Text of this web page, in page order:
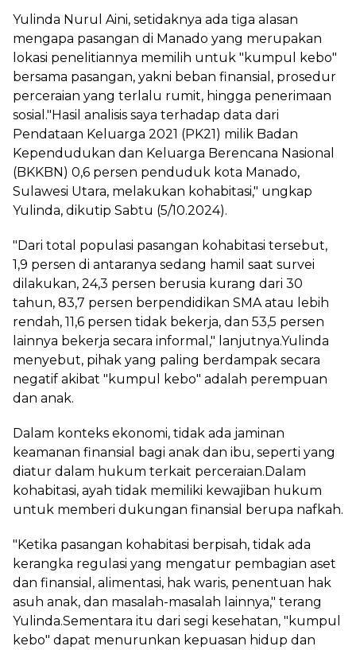
Yulinda Nurul Aini, setidaknya ada tiga alasan
mengapa pasangan di Manado yang merupakan
lokasi penelitiannya memilih untuk "kumpul kebo"
bersama pasangan, yakni beban finansial, prosedur
perceraian yang terlalu rumit, hingga penerimaan
sosial."Hasil analisis saya terhadap data dari
Pendataan Keluarga 2021 (PK21) milik Badan
Kependudukan dan Keluarga Berencana Nasional
(BKKBN) 0,6 persen penduduk kota Manado,
Sulawesi Utara, melakukan kohabitasi," ungkap
Yulinda, dikutip Sabtu (5/10.2024).
"Dari total populasi pasangan kohabitasi tersebut,
1,9 persen di antaranya sedang hamil saat survei
dilakukan, 24,3 persen berusia kurang dari 30
tahun, 83,7 persen berpendidikan SMA atau lebih
rendah, 11,6 persen tidak bekerja, dan 53,5 persen
lainnya bekerja secara informal," lanjutnya.Yulinda
menyebut, pihak yang paling berdampak secara
negatif akibat "kumpul kebo" adalah perempuan
dan anak.
Dalam konteks ekonomi, tidak ada jaminan
keamanan finansial bagi anak dan ibu, seperti yang
diatur dalam hukum terkait perceraian.Dalam
kohabitasi, ayah tidak memiliki kewajiban hukum
untuk memberi dukungan finansial berupa nafkah.
"Ketika pasangan kohabitasi berpisah, tidak ada
kerangka regulasi yang mengatur pembagian aset
dan finansial, alimentasi, hak waris, penentuan hak
asuh anak, dan masalah-masalah lainnya," terang
Yulinda.Sementara itu dari segi kesehatan, "kumpul
kebo" dapat menurunkan kepuasan hidup dan